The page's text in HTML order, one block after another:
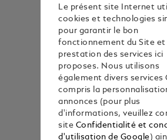
Le présent site Internet
cookies et technologies
pour garantir le bon
fonctionnement du Site et
prestation des services ici
proposes. Nous utilisons
également divers services
compris la
annonces (pour plus
d'informations, veuillez
site Confidentialité et
d'utilisation de Google)